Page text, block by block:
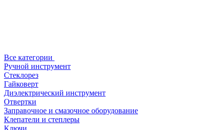
Все категории
Ручной инструмент
Стеклорез
Гайковерт
Диэлектрический инструмент
Отвертки
Заправочное и смазочное оборудование
Клепатели и степлеры
Ключи